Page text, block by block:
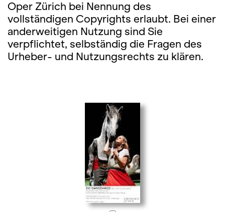
Oper Zürich bei Nennung des
vollständigen Copyrights erlaubt. Bei einer
anderweitigen Nutzung sind Sie
verpflichtet, selbständig die Fragen des
Urheber- und Nutzungsrechts zu klären.